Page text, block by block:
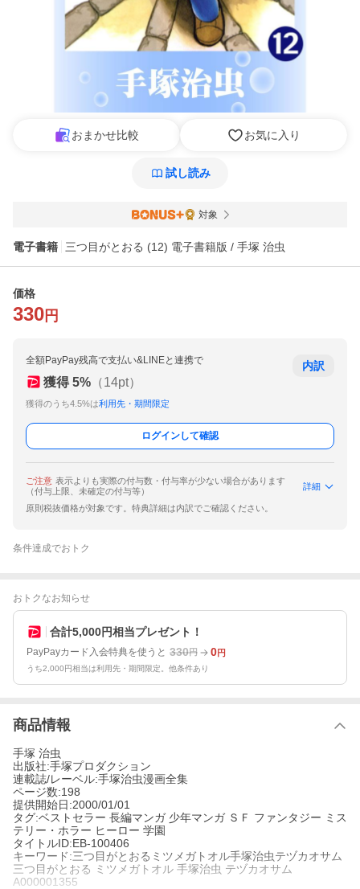
おまかせ比較 お気に入り
試し読み
対象
電子書籍 三つ目がとおる (12) 電子書籍版 / 手塚 治虫
価格
330 円
全額PayPay残高で支払い&LINEと連携で
獲得 5% （14pt）
獲得のうち4.5%は利用先・期間限定
内訳
ログインして確認
ご注意 表示よりも実際の付与数・付与率が少ない場合があります
（付与上限、未確定の付与等）
詳細
原則税抜価格が対象です。特典詳細は内訳でご確認ください。
条件達成でおトク
おトクなお知らせ
合計5,000円相当プレゼント！
PayPayカード入会特典を使うと 330円 0円
うち2,000円相当は利用先・期間限定。他条件あり
商品情報
手塚 治虫
出版社:手塚プロダクション
連載誌/レーベル:手塚治虫漫画全集
ページ数:198
提供開始日:2000/01/01
タグ:ベストセラー 長編マンガ 少年マンガ ＳＦ ファンタジー ミス
テリー・ホラー ヒーロー 学園
タイトルID:EB-100406
キーワード:三つ目がとおるミツメガトオル手塚治虫テヅカオサム
三つ目がとおる ミツメガトオル 手塚治虫 テヅカオサム
A000001355